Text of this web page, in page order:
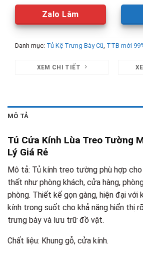
Zalo Lâm
Danh mục: Tủ Kệ Trưng Bày Cũ, TTB mới
XEM CHI TIẾT
MÔ TẢ
Tủ Cửa Kính Lùa Treo Tường
Lý Giá Rẻ
Mô tả: Tủ kính treo tường phù hợp cho
thất như phòng khách, cửa hàng,
phòng. Thiết kế gọn gàng, hiện đại với
kính trong suốt cho khả năng hiển thị
trưng bày và lưu trữ đồ vật.
Chất liệu: Khung gỗ, cửa kính.